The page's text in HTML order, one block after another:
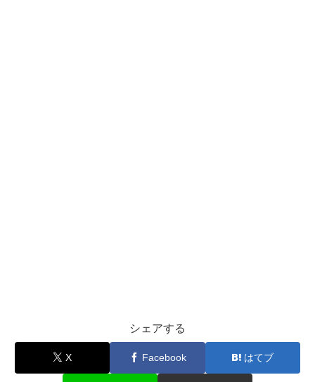
シェアする
X Facebook はてブ